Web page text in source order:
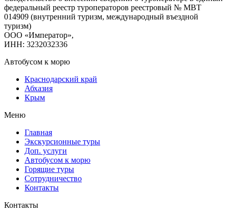
федеральный реестр туроператоров реестровый № МВТ
014909 (внутренний туризм, международный въездной
туризм)
ООО «Император»,
ИНН: 3232032336
Автобусом к морю
Краснодарский край
Абхазия
Крым
Меню
Главная
Экскурсионные туры
Доп. услуги
Автобусом к морю
Горящие туры
Сотрудничество
Контакты
Контакты